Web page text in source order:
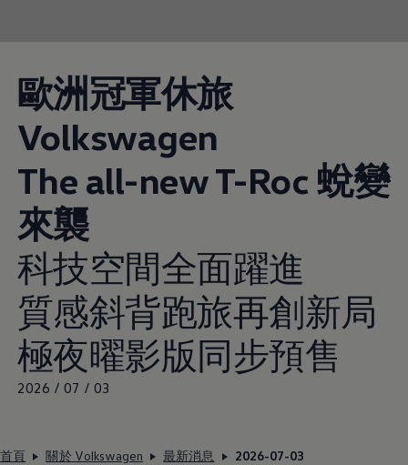
歐洲冠軍休旅
Volkswagen
The all-new T-Roc 蛻變
來襲
科技空間全面躍進
質感斜背跑旅再創新局
極夜曜影版同步預售
2026 / 07 / 03
首頁 關於 Volkswagen 最新消息 2026-07-03